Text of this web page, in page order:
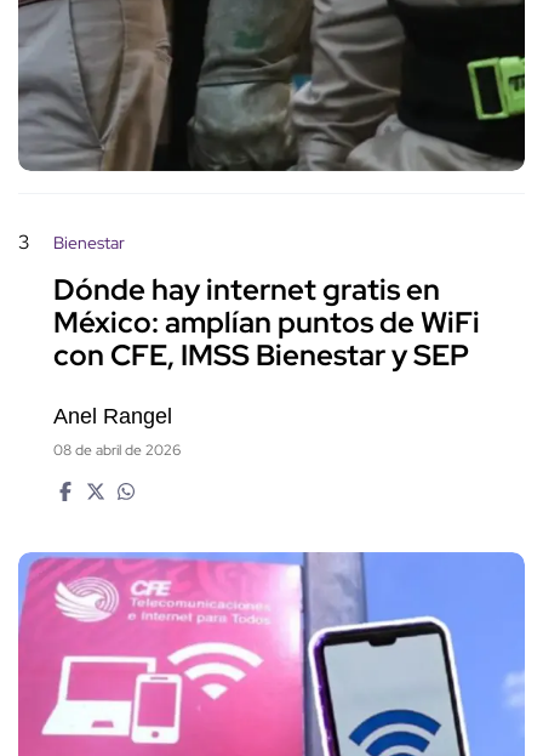
3 Bienestar
Dónde hay internet gratis en
México: amplían puntos de WiFi
con CFE, IMSS Bienestar y SEP
Anel Rangel
08 de abril de 2026